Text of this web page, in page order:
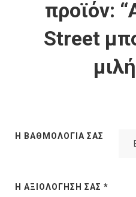
προϊόν:
Street
Η ΒΑΘΜΟΛΟΓΊΑ ΣΑΣ
Η ΑΞΙΟΛΌΓΗΣΉ ΣΑΣ *